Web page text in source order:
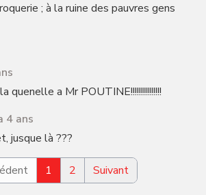
; à la ruine des pauvres gens
a Mr POUTINE!!!!!!!!!!!!!!!
4 ans
jusque là ???
1 2 Suivant